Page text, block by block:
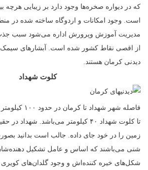
که در دیواره‌ صخره‌ها وجود دارد بر زیبایی هرچه
است. وجود امکانات و اردوگاه ساخته شده در
مدیریت آموزش وپرورش اداره می‌شود سبب
از اقصی نقاط کشور شده است. آبشارهای سیمک
دیدنی کرمان هستند.
کلوت شهداد
فاصله شهر شهداد
تا کلوت‌ شهداد ۴۰ کیلومتر می‌باشد.
زمین را در خود جای داده‌. جالب است بدانید
شنی می‌باشند که اساس و عامل تشکیل